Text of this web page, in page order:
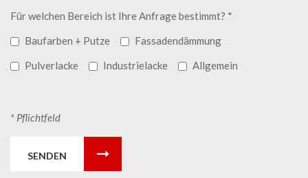
Für welchen Bereich ist Ihre Anfrage bestimmt? *
Baufarben + Putze
Fassadendämmung
Pulverlacke
Industrielacke Allgemein
* Pflichtfeld
SENDEN